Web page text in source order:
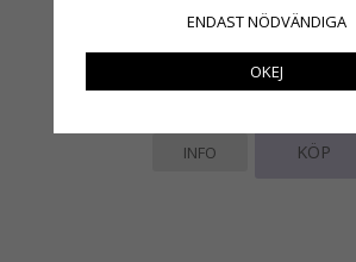
Små pastell färgade hus i porslin
INFO KÖP
ENDAST NÖDVÄNDIGA
OKEJ